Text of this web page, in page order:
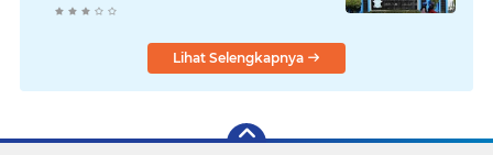
Lihat Selengkapnya